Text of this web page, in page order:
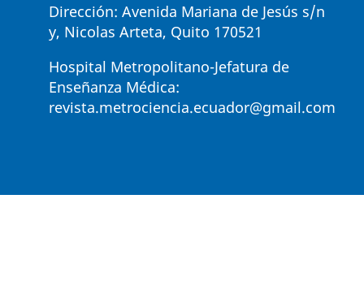
Dirección: Avenida Mariana de Jesús s/n
y, Nicolas Arteta, Quito 170521
Hospital Metropolitano-Jefatura de
Enseñanza Médica:
revista.metrociencia.ecuador@gmail.com